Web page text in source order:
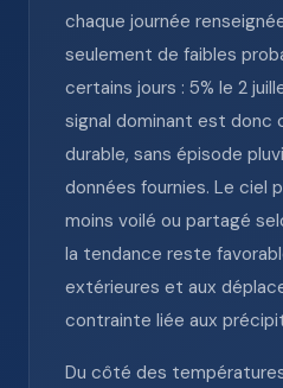
chaque journée
seulement de faibles
certains jours : 5% le 2
signal dominant est donc
durable, sans épisode
données fournies. Le ciel
moins voilé ou partagé
la tendance reste
extérieures et aux
contrainte liée aux
Du côté des